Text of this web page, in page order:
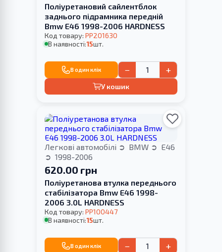
Поліуретановий cайлентблок
заднього підрамника передній
Bmw E46 1998-2006 HARDNESS
Код товару: PP201630
В наявності:15шт.
В один клік − +
У кошик
Легкові автомобілі BMW
E46
1998-2006
620.00 грн
Поліуретанова втулка переднього
стабілізатора Bmw E46 1998-
2006 3.0L HARDNESS
Код товару: PP100447
В наявності:15шт.
В один клік − +